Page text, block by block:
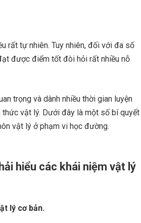
rất tự nhiên. Tuy nhiên, đối với đa số
được điểm tốt đòi hỏi rất nhiều nỗ
trọng và dành nhiều thời gian luyện
vật lý. Dưới đây là một số bí quyết
vật lý ở phạm vi học đường.
hiểu các khái niệm vật lý
lý cơ bản.